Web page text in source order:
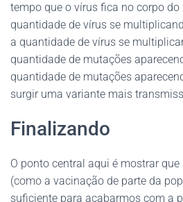
tempo que o vírus fica no corpo
quantidade de vírus se
a quantidade de vírus se
quantidade de mutações
quantidade de mutações
surgir uma variante mais
Finalizando
O ponto central aqui é mostrar
(como a vacinação de parte da
suficiente para acabarmos com a